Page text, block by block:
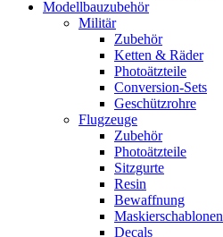
Modellbauzubehör
Militär
Zubehör
Ketten & Räder
Photoätzteile
Conversion-Sets
Geschützrohre
Flugzeuge
Zubehör
Photoätzteile
Sitzgurte
Resin
Bewaffnung
Maskierschablonen
Decals